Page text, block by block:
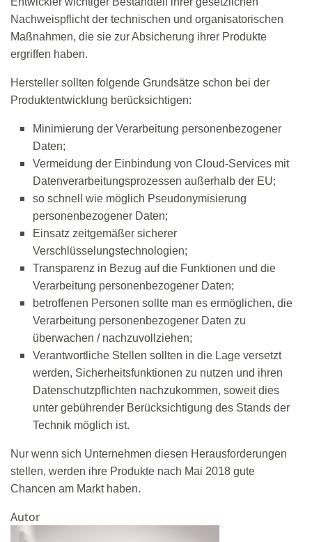
Nachweispflicht der technischen und organisatorischen
Maßnahmen, die sie zur Absicherung ihrer Produkte
ergriffen haben.
Hersteller sollten folgende Grundsätze schon bei der
Produktentwicklung berücksichtigen:
Minimierung der Verarbeitung personenbezogener
Daten;
Vermeidung der Einbindung von Cloud-Services mit
Datenverarbeitungsprozessen außerhalb der EU;
so schnell wie möglich Pseudonymisierung
personenbezogener Daten;
Einsatz zeitgemäßer sicherer
Verschlüsselungstechnologien;
Transparenz in Bezug auf die Funktionen und die
Verarbeitung personenbezogener Daten;
betroffenen Personen sollte man es ermöglichen, die
Verarbeitung personenbezogener Daten zu
überwachen / nachzuvollziehen;
Verantwortliche Stellen sollten in die Lage versetzt
werden, Sicherheitsfunktionen zu nutzen und ihren
Datenschutzpflichten nachzukommen, soweit dies
unter gebührender Berücksichtigung des Stands der
Technik möglich ist.
Nur wenn sich Unternehmen diesen Herausforderungen
stellen, werden ihre Produkte nach Mai 2018 gute
Chancen am Markt haben.
Autor